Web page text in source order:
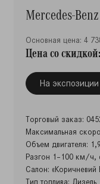
Mercedes-
Основная цена: 4
Цена со
На экспозиции
Торговый заказ:
Максимальная
Объем двигателя:
Разгон 1–100 км/ч,
Салон: «Коричневий
Тип топлива: Дизель